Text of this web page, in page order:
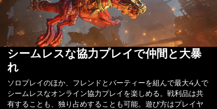
シームレスな協力プレイで仲間と大暴
れ
ソロプレイのほか、フレンドとパーティーを組んで最大4人で
シームレスなオンライン協力プレイを楽しめる。戦利品は共
有することも、独り占めすることも可能。遊び方はプレイヤ